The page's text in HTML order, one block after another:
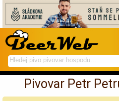
hledej
na
BeerWeb
spustí
hledání
Pivovar Petr